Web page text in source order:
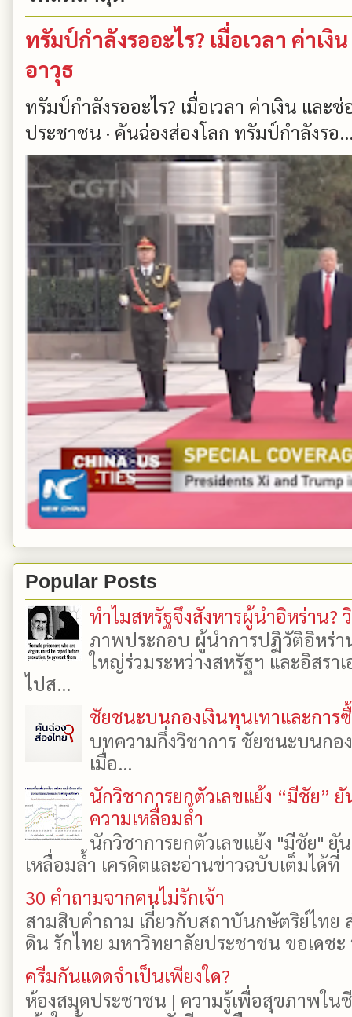
ทรัมป์กำลังรออะไร? เมื่อเวลา ค่าเ
อาวุธ
ทรัมป์กำลังรออะไร? เมื่อเวลา ค่าเงิน แล
ประชาชน · คันฉ่องส่องโลก ทรัมป์กำลังรอ
Popular Posts
ทำไมสหรัฐจึงสังหารผู้นำอิหร่าน?
ภาพประกอบ ผู้นำการปฏิวัติอิหร่า
ใหญ่ร่วมระหว่างสหรัฐฯ และอิสรา
ไปส...
ชัยชนะบนกองเงินทุนเทาและการ
บทความกึ่งวิชาการ ชัยชนะบนกอ
เมื่อ...
นักวิชาการยกตัวเลขแย้ง “มีชัย”
ความเหลื่อมล้ำ
นักวิชาการยกตัวเลขแย้ง "มีชัย"
เหลื่อมล้ำ เครดิตและอ่านข่าวฉบับเต็มได้
30 คำถามจากคนไม่รักเจ้า
สามสิบคำถาม เกี่ยวกับสถาบันกษัตริย์ไทย
ดิน รักไทย มหาวิทยาลัยประชาชน ขอเดช
ครีมกันแดดจำเป็นเพียงใด?
ห้องสมุดประชาชน | ความรู้เพื่อสุขภาพใน